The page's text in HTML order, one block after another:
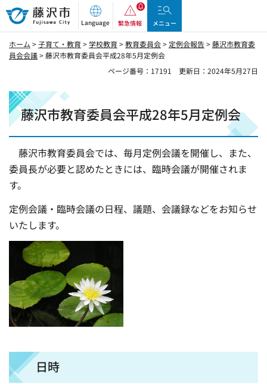
藤沢市
Language 緊急情報 メニュー
ホーム >子育て・教育>学校教育>教育委員会> 定例会報告>藤沢市教育委
員会会議> 藤沢市教育委員会平成28年5月定例会
ページ番号：17191
更新日：2024年5月27日
藤沢市教育委員会平成28年5月定例会
藤沢市教育委員会では、毎月定例会議を開催し、また、
委員長が必要と認めたときには、臨時会議が開催されま
す。
定例会議・臨時会議の日程、議題、会議録などをお知らせ
いたします。
日時